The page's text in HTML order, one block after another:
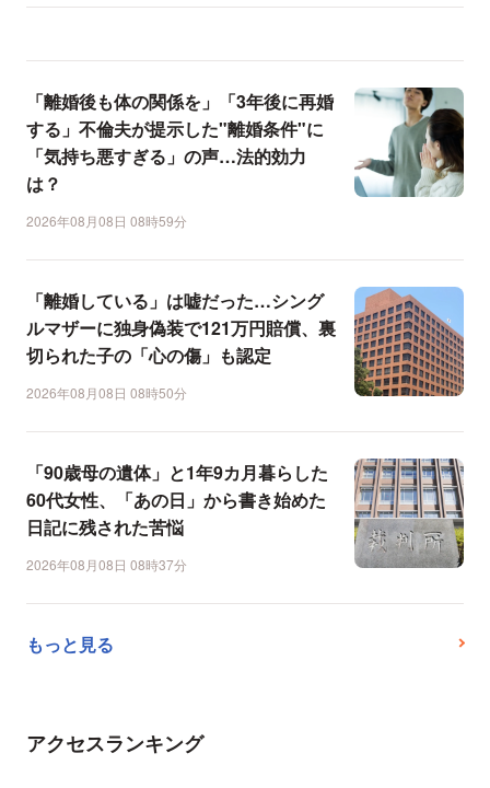
「離婚後も体の関係を」「3年後に再婚
する」不倫夫が提示した"離婚条件"に
「気持ち悪すぎる」の声…法的効力
は？
2026年08月08日 08時59分
「離婚している」は嘘だった…シング
ルマザーに独身偽装で121万円賠償、裏
切られた子の「心の傷」も認定
2026年08月08日 08時50分
「90歳母の遺体」と1年9カ月暮らした
60代女性、「あの日」から書き始めた
日記に残された苦悩
2026年08月08日 08時37分
もっと見る
アクセスランキング